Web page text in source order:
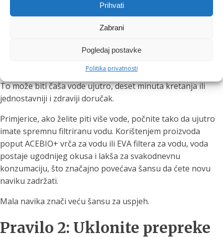
Prihvati
Zabrani
Pogledaj postavke
Politika privatnosti
Pravilo 1: Krenite s jednom
Umjesto da mijenjate sve, odaberite jednu stvar.
To može biti čaša vode ujutro, deset minuta kretanja ili
jednostavniji i zdraviji doručak.
Primjerice, ako želite piti više vode, počnite tako da ujutro
imate spremnu filtriranu vodu. Korištenjem proizvoda
poput ACEBIO+ vrča za vodu ili EVA filtera za vodu, voda
postaje ugodnijeg okusa i lakša za svakodnevnu
konzumaciju, što značajno povećava šansu da ćete novu
naviku zadržati.
Mala navika znači veću šansu za uspjeh.
Pravilo 2: Uklonite prepreke